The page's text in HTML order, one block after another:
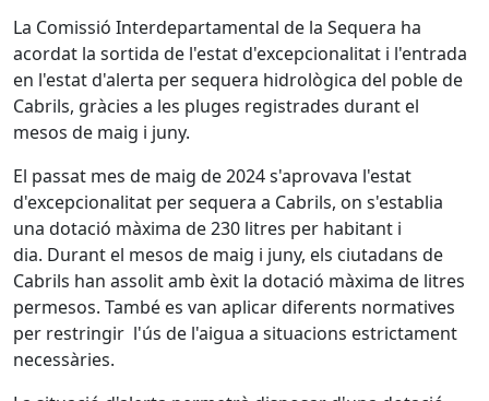
La Comissió Interdepartamental de la Sequera ha
acordat la sortida de l'estat d'excepcionalitat i l'entrada
en l'estat d'alerta per sequera hidrològica del poble de
Cabrils, gràcies a les pluges registrades durant el
mesos de maig i juny.
El passat mes de maig de 2024 s'aprovava l'estat
d'excepcionalitat per sequera a Cabrils, on s'establia
una dotació màxima de 230 litres per habitant i
dia. Durant el mesos de maig i juny, els ciutadans de
Cabrils han assolit amb èxit la dotació màxima de litres
permesos. També es van aplicar diferents normatives
per restringir l'ús de l'aigua a situacions estrictament
necessàries.